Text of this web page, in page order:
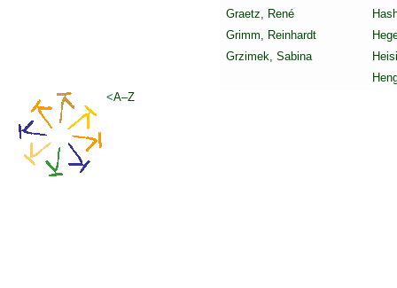
Graetz, René
Grimm, Reinhardt
Grzimek, Sabina
<A–Z